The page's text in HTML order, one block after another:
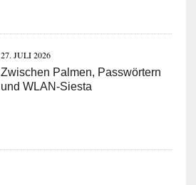
27. JULI 2026
Zwischen Palmen, Passwörtern
und WLAN-Siesta